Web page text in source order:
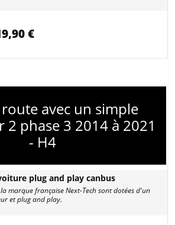
€
avec un simple
phase 3 2014 à 2021
- H4
plug and play canbus
la marque française Next-Tech sont dotées d'un
et plug and play.